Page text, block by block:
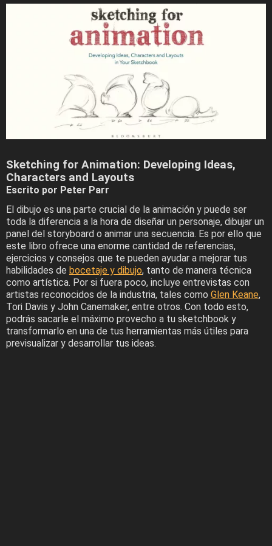
Sketching for Animation: Developing Ideas,
Characters and Layouts
Escrito por Peter Parr
El dibujo es una parte crucial de la animación y puede ser
toda la diferencia a la hora de diseñar un personaje, dibujar un
panel del storyboard o animar una secuencia. Es por ello que
este libro ofrece una enorme cantidad de referencias,
ejercicios y consejos que te pueden ayudar a mejorar tus
habilidades de bocetaje y dibujo, tanto de manera técnica
como artística. Por si fuera poco, incluye entrevistas con
artistas reconocidos de la industria, tales como Glen Keane,
Tori Davis y John Canemaker, entre otros. Con todo esto,
podrás sacarle el máximo provecho a tu sketchbook y
transformarlo en una de tus herramientas más útiles para
previsualizar y desarrollar tus ideas.